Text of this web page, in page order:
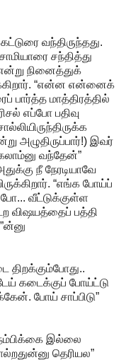
வந்திருந்தது.
சந்தித்து
நினைத்துக்
“என்ன என்னைக்
மாத்திரத்தில்
எப்போ பதிவு
அழுதிருப்பார்!) இவர்
வந்தேன்”
நீ நேரடியாவே
“எங்க போய்ப்
போ... வீட்டுக்குள்ள
விஷயத்தைப் பத்தி
திறக்கும்போது..
கடைக்குப் போய்ட்டு
போய் சாப்பிடு”
இல்லை
தெரியல”